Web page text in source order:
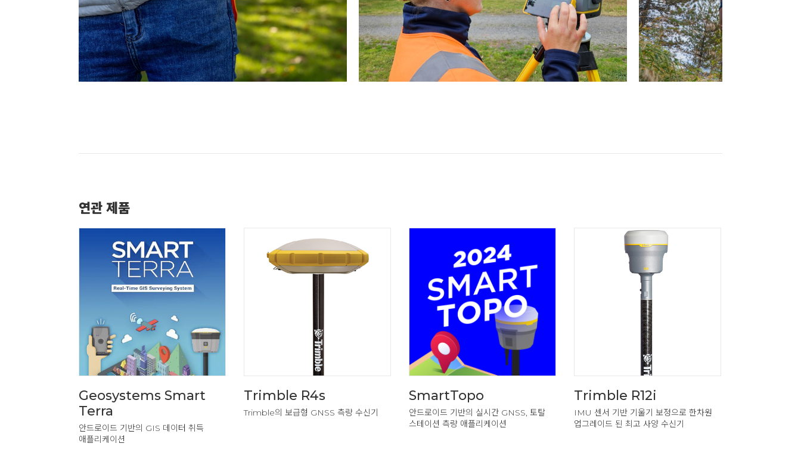
연관 제품
Geosystems Smart
Terra
안드로이드 기반의 GIS 데이터 취득
애플리케이션
Trimble R4s
Trimble의 보급형 GNSS 측량 수신기
SmartTopo
안드로이드 기반의 실시간 GNSS, 토탈
스테이션 측량 애플리케이션
Trimble R12i
IMU 센서 기반 기울기 보정으로 한차원
업그레이드 된 최고 사양 수신기